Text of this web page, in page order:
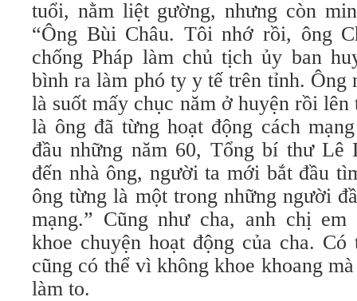
tuổi, nằm liệt gường, nhưng còn
“Ông Bùi Châu. Tôi nhớ rồi, ông
chống Pháp làm chủ tịch ủy ban
bình ra làm phó ty y tế trên tỉnh. Ông
là suốt mấy chục năm ở huyện rồi
là ông đã từng hoạt động cách
đầu những năm 60, Tổng bí thư Lê
đến nhà ông, người ta mới bắt đầu
ông từng là một trong những người
mạng.” Cũng như cha, anh chị
khoe chuyện hoạt động của cha.
cũng có thể vì không khoe khoang
làm to.